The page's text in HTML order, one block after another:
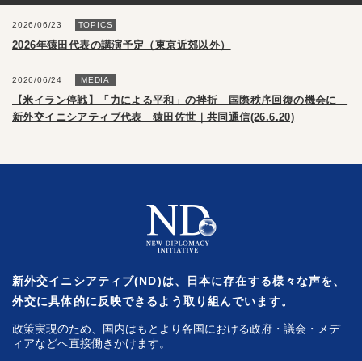
2026/06/23 TOPICS
2026年猿田代表の講演予定（東京近郊以外）
2026/06/24 MEDIA
【米イラン停戦】「力による平和」の挫折 国際秩序回復の機会に
新外交イニシアティブ代表 猿田佐世｜共同通信(26.6.20)
新外交イニシアティブ(ND)は、日本に存在する様々な声を、
外交に具体的に反映できるよう取り組んでいます。
政策実現のため、国内はもとより各国における政府・議会・メデ
ィアなどへ直接働きかけます。